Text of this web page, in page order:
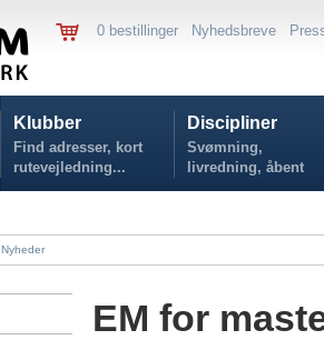
0 bestillinger Nyhedsbreve
Klubber
Find adresser, kort
rutevejledning...
Discipliner
Svømning,
livredning, åbent
vand...
Nyheder
EM for